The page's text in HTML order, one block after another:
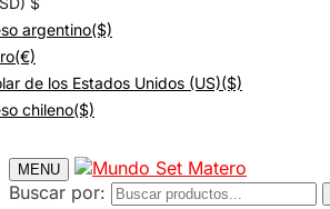
argentino($)
(€)
de los Estados Unidos (US)($)
chileno($)
MENU
Buscar por: